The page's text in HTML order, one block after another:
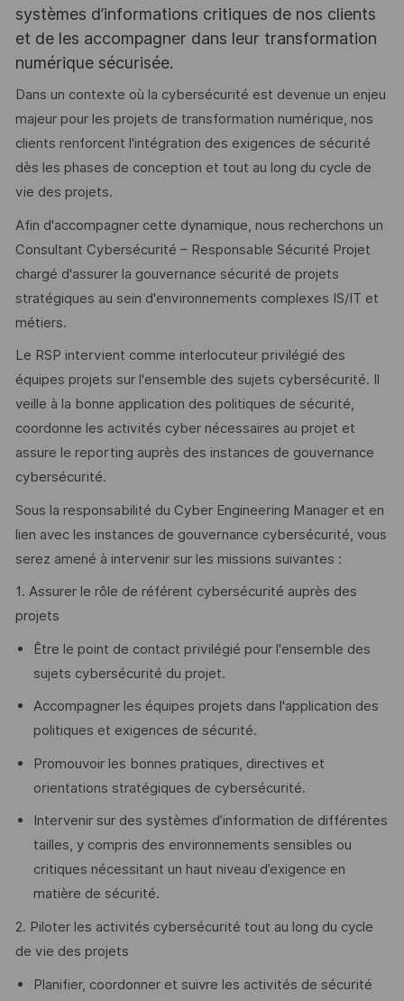
systèmes d’informations critiques de nos clients
et de les accompagner dans leur transformation
numérique sécurisée.
Dans un contexte où la cybersécurité est devenue un enjeu
majeur pour les projets de transformation numérique, nos
clients renforcent l'intégration des exigences de sécurité
dès les phases de conception et tout au long du cycle de
vie des projets.
Afin d'accompagner cette dynamique, nous recherchons un
Consultant Cybersécurité – Responsable Sécurité Projet
chargé d'assurer la gouvernance sécurité de projets
stratégiques au sein d'environnements complexes IS/IT et
métiers.
Le RSP intervient comme interlocuteur privilégié des
équipes projets sur l'ensemble des sujets cybersécurité. Il
veille à la bonne application des politiques de sécurité,
coordonne les activités cyber nécessaires au projet et
assure le reporting auprès des instances de gouvernance
cybersécurité.
Sous la responsabilité du Cyber Engineering Manager et en
lien avec les instances de gouvernance cybersécurité, vous
serez amené à intervenir sur les missions suivantes :
1. Assurer le rôle de référent cybersécurité auprès des
projets
Être le point de contact privilégié pour l'ensemble des
sujets cybersécurité du projet.
Accompagner les équipes projets dans l'application des
politiques et exigences de sécurité.
Promouvoir les bonnes pratiques, directives et
orientations stratégiques de cybersécurité.
Intervenir sur des systèmes d’information de différentes
tailles, y compris des environnements sensibles ou
critiques nécessitant un haut niveau d’exigence en
matière de sécurité.
2. Piloter les activités cybersécurité tout au long du cycle
de vie des projets
Planifier, coordonner et suivre les activités de sécurité